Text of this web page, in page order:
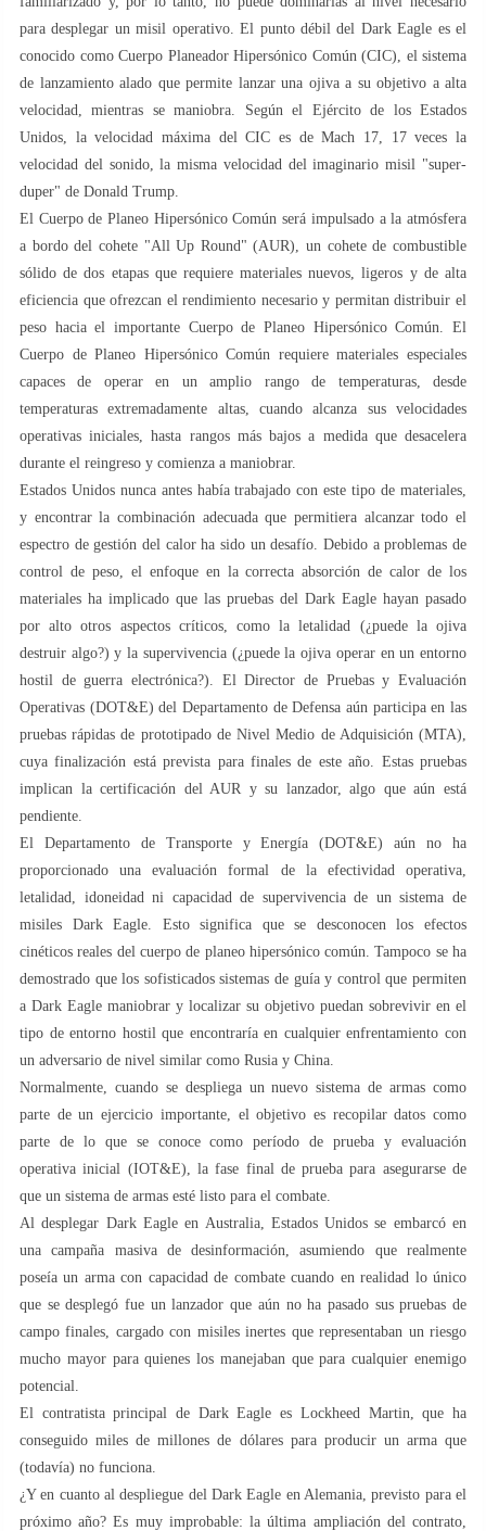
para desplegar un misil operativo. El punto débil del Dark Eagle es el
conocido como Cuerpo Planeador Hipersónico Común (CIC), el sistema
de lanzamiento alado que permite lanzar una ojiva a su objetivo a alta
velocidad, mientras se maniobra. Según el Ejército de los Estados
Unidos, la velocidad máxima del CIC es de Mach 17, 17 veces la
velocidad del sonido, la misma velocidad del imaginario misil "super-
duper" de Donald Trump.
El Cuerpo de Planeo Hipersónico Común será impulsado a la atmósfera
a bordo del cohete "All Up Round" (AUR), un cohete de combustible
sólido de dos etapas que requiere materiales nuevos, ligeros y de alta
eficiencia que ofrezcan el rendimiento necesario y permitan distribuir el
peso hacia el importante Cuerpo de Planeo Hipersónico Común. El
Cuerpo de Planeo Hipersónico Común requiere materiales especiales
capaces de operar en un amplio rango de temperaturas, desde
temperaturas extremadamente altas, cuando alcanza sus velocidades
operativas iniciales, hasta rangos más bajos a medida que desacelera
durante el reingreso y comienza a maniobrar.
Estados Unidos nunca antes había trabajado con este tipo de materiales,
y encontrar la combinación adecuada que permitiera alcanzar todo el
espectro de gestión del calor ha sido un desafío. Debido a problemas de
control de peso, el enfoque en la correcta absorción de calor de los
materiales ha implicado que las pruebas del Dark Eagle hayan pasado
por alto otros aspectos críticos, como la letalidad (¿puede la ojiva
destruir algo?) y la supervivencia (¿puede la ojiva operar en un entorno
hostil de guerra electrónica?). El Director de Pruebas y Evaluación
Operativas (DOT&E) del Departamento de Defensa aún participa en las
pruebas rápidas de prototipado de Nivel Medio de Adquisición (MTA),
cuya finalización está prevista para finales de este año. Estas pruebas
implican la certificación del AUR y su lanzador, algo que aún está
pendiente.
El Departamento de Transporte y Energía (DOT&E) aún no ha
proporcionado una evaluación formal de la efectividad operativa,
letalidad, idoneidad ni capacidad de supervivencia de un sistema de
misiles Dark Eagle. Esto significa que se desconocen los efectos
cinéticos reales del cuerpo de planeo hipersónico común. Tampoco se ha
demostrado que los sofisticados sistemas de guía y control que permiten
a Dark Eagle maniobrar y localizar su objetivo puedan sobrevivir en el
tipo de entorno hostil que encontraría en cualquier enfrentamiento con
un adversario de nivel similar como Rusia y China.
Normalmente, cuando se despliega un nuevo sistema de armas como
parte de un ejercicio importante, el objetivo es recopilar datos como
parte de lo que se conoce como período de prueba y evaluación
operativa inicial (IOT&E), la fase final de prueba para asegurarse de
que un sistema de armas esté listo para el combate.
Al desplegar Dark Eagle en Australia, Estados Unidos se embarcó en
una campaña masiva de desinformación, asumiendo que realmente
poseía un arma con capacidad de combate cuando en realidad lo único
que se desplegó fue un lanzador que aún no ha pasado sus pruebas de
campo finales, cargado con misiles inertes que representaban un riesgo
mucho mayor para quienes los manejaban que para cualquier enemigo
potencial.
El contratista principal de Dark Eagle es Lockheed Martin, que ha
conseguido miles de millones de dólares para producir un arma que
(todavía) no funciona.
¿Y en cuanto al despliegue del Dark Eagle en Alemania, previsto para el
próximo año? Es muy improbable: la última ampliación del contrato,